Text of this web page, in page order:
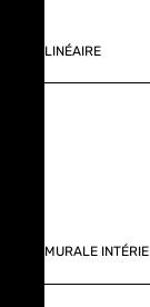
LINÉAIRE
MURALE